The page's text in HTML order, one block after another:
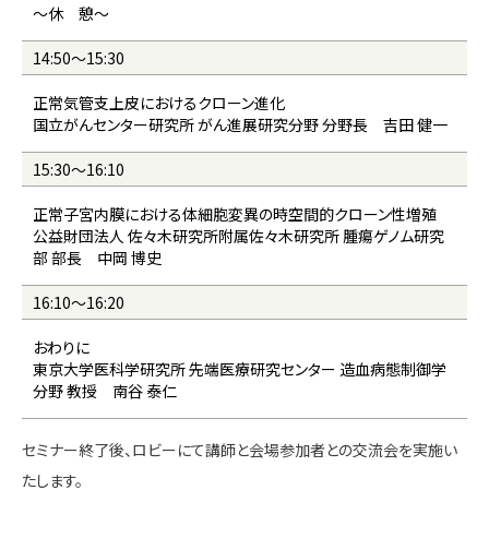
～休 憩～
14:50～15:30
正常気管支上皮におけるクローン進化
国立がんセンター研究所 がん進展研究分野 分野長 吉田 健一
15:30～16:10
正常子宮内膜における体細胞変異の時空間的クローン性増殖
公益財団法人 佐々木研究所附属佐々木研究所 腫瘍ゲノム研究
部 部長 中岡 博史
16:10～16:20
おわりに
東京大学医科学研究所 先端医療研究センター 造血病態制御学
分野 教授 南谷 泰仁
セミナー終了後、ロビーにて講師と会場参加者との交流会を実施い
たします。